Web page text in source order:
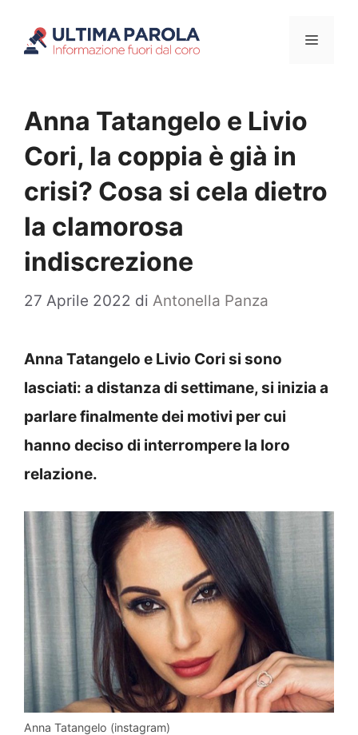
Menu
Anna Tatangelo e Livio
Cori, la coppia è già in
crisi? Cosa si cela dietro
la clamorosa
indiscrezione
27 Aprile 2022 di Antonella Panza
Anna Tatangelo e Livio Cori si sono
lasciati: a distanza di settimane, si inizia a
parlare finalmente dei motivi per cui
hanno deciso di interrompere la loro
relazione.
Anna Tatangelo (instagram)